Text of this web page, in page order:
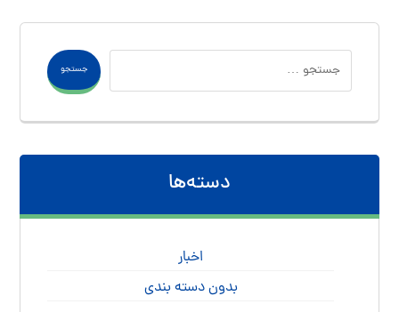
جستجو
دسته‌ها
اخبار
بدون دسته بندی